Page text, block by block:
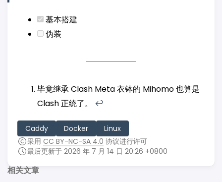
基本搭建
伪装
毕竟继承 Clash Meta 衣钵的 Mihomo 也算是
Clash 正统了。 ↩︎
Caddy Docker
Linux
采用 CC BY-NC-SA 4.0 协议进行许可
最后更新于 2026 年 7 月 14 日 20:26 +0800
相关文章